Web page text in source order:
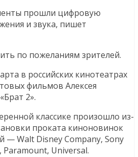
прошли цифровую
и звука, пишет
по пожеланиям зрителей.
в российских кинотеатрах
фильмов Алексея
2».
классике произошло из-
проката киноновинок
— Walt Disney Company, Sony
Paramount, Universal.